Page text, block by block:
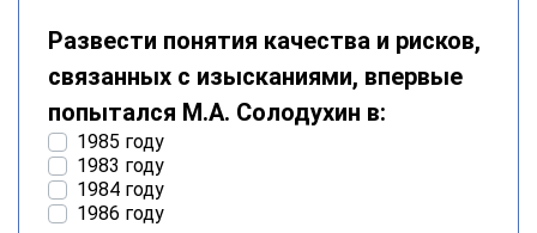
Развести понятия качества и рисков,
связанных с изысканиями, впервые
попытался М.А. Солодухин в:
1985 году
1983 году
1984 году
1986 году